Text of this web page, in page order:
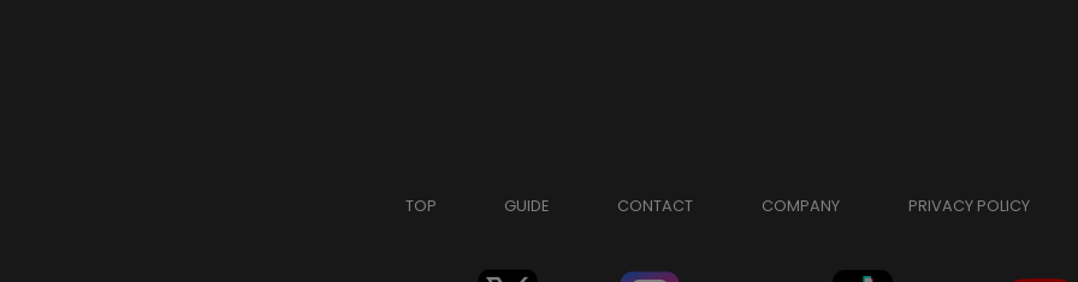
TOP GUIDE CONTACT COMPANY PRIVACY POLICY